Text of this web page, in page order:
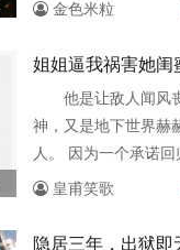
不敢奢求这场禁忌的
的祈求着神灵的垂怜
量……你愿意用什么
里，将自己包成粽子
角落里。野蛮的...
金色米粒
姐姐逼我祸害她闺
他是让敌人闻风
神，又是地下世界赫
人。 因为一个承诺
下一夜风流，却被女
没想到对方竟然还是
皇甫笑歌
隐居三年，出狱即